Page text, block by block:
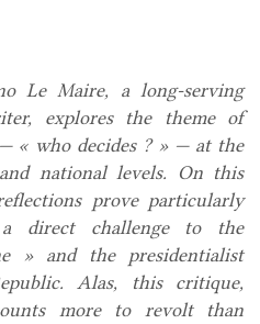
Le Maire, a long-serving
explores the theme of
« who decides ? » — at the
national levels. On this
prove particularly
direct challenge to the
» and the presidentialist
Alas, this critique,
more to revolt than